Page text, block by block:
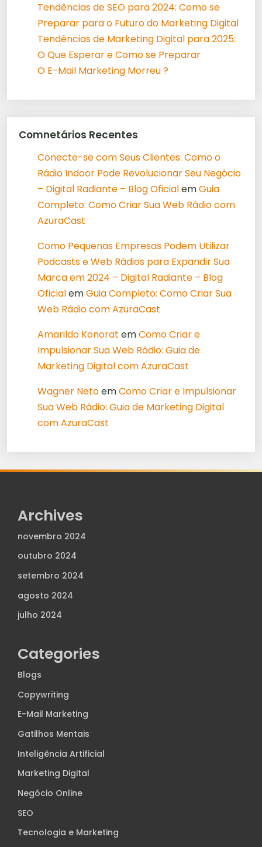
Tendências de SEO para 2024: Como se
Preparar para o Futuro do Marketing Digital
Tendências de Marketing Digital para 2025:
O Que Esperar e Como se Preparar
O E-Mail Marketing Morreu ?
Comnetários Recentes
Conecte-se com Seus Clientes: Como o
Rádio Indoor Pode Revolucionar Seu Negócio
– Digital Radiante – Blog OficialemGuia
Completo: Como Criar Sua Web Rádio com
AzuraCast
Como Pequenas Empresas Podem Utilizar
Podcasts e Web Rádios para Expandir Sua
Marca em 2024 – Digital Radiante – Blog
OficialemGuia Completo: Como Criar Sua
Web Rádio com AzuraCast
Amarildo Konorat emComo Criar e
Impulsionar Sua Web Rádio: Guia de
Marketing Digital com AzuraCast
Wagner NetoemComo Criar e Impulsionar
Sua Web Rádio: Guia de Marketing Digital
com AzuraCast
Archives
novembro 2024
outubro 2024
setembro 2024
agosto 2024
julho 2024
Categories
Blogs
Copywriting
E-Mail Marketing
Gatilhos Mentais
Inteligência Artificial
Marketing Digital
Negócio Online
SEO
Tecnologia e Marketing